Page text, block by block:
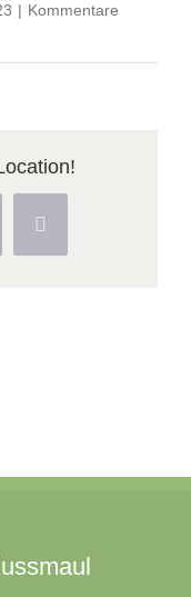
| Kommentare
Vk